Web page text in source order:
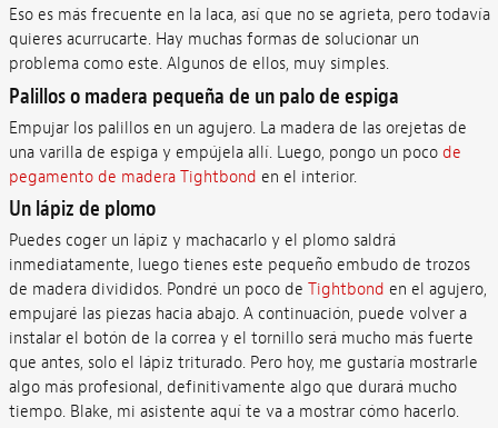
Eso es más frecuente en la laca, así que no se agrieta, pero todavía
quieres acurrucarte. Hay muchas formas de solucionar un
problema como este. Algunos de ellos, muy simples.
Palillos o madera pequeña de un palo de espiga
Empujar los palillos en un agujero. La madera de las orejetas de
una varilla de espiga y empújela allí. Luego, pongo un poco de
pegamento de madera Tightbond en el interior.
Un lápiz de plomo
Puedes coger un lápiz y machacarlo y el plomo saldrá
inmediatamente, luego tienes este pequeño embudo de trozos
de madera divididos. Pondré un poco de Tightbond en el agujero,
empujaré las piezas hacia abajo. A continuación, puede volver a
instalar el botón de la correa y el tornillo será mucho más fuerte
que antes, solo el lápiz triturado. Pero hoy, me gustaría mostrarle
algo más profesional, definitivamente algo que durará mucho
tiempo. Blake, mi asistente aquí te va a mostrar cómo hacerlo.